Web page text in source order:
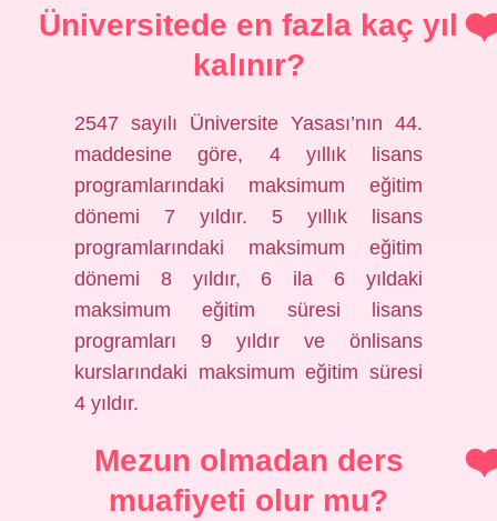
Üniversitede en fazla kaç yıl
kalınır?
2547 sayılı Üniversite Yasası’nın 44.
maddesine göre, 4 yıllık lisans
programlarındaki maksimum eğitim
dönemi 7 yıldır. 5 yıllık lisans
programlarındaki maksimum eğitim
dönemi 8 yıldır, 6 ila 6 yıldaki
maksimum eğitim süresi lisans
programları 9 yıldır ve önlisans
kurslarındaki maksimum eğitim süresi
4 yıldır.
Mezun olmadan ders
muafiyeti olur mu?